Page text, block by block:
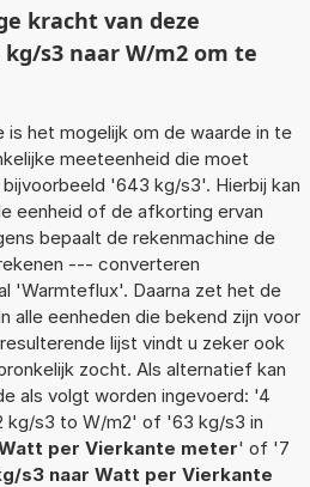
kracht van deze
s3 naar W/m2 om te
is het mogelijk om de waarde in te
meeteenheid die moet
'643 kg/s3'. Hierbij kan
eenheid of de afkorting ervan
bepaalt de rekenmachine de
--- converteren
'Warmteflux'. Daarna zet het de
alle eenheden die bekend zijn voor
lijst vindt u zeker ook
zocht. Als alternatief kan
als volgt worden ingevoerd: '4
kg/s3 to W/m2' of '63 kg/s3 in
per Vierkante meter' of '7
s3 naar Watt per Vierkante